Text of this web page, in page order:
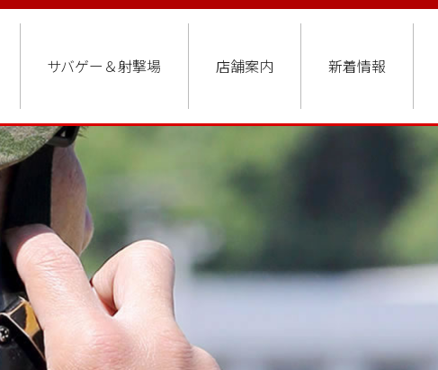
サバゲー＆射撃場 店舗案内 新着情報